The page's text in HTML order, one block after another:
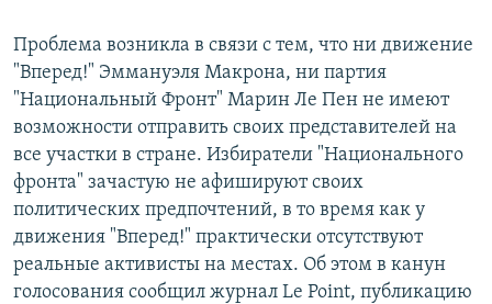
Проблема возникла в связи с тем, что ни движение
"Вперед!" Эммануэля Макрона, ни партия
"Национальный Фронт" Марин Ле Пен не имеют
возможности отправить своих представителей на
все участки в стране. Избиратели "Национального
фронта" зачастую не афишируют своих
политических предпочтений, в то время как у
движения "Вперед!" практически отсутствуют
реальные активисты на местах. Об этом в канун
голосования сообщил журнал Le Point, публикацию